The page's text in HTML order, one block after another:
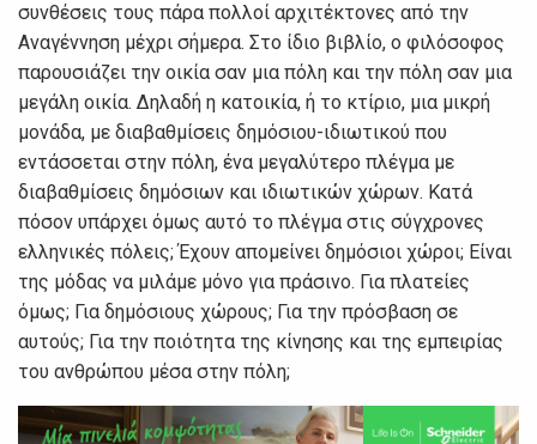
συνθέσεις τους πάρα πολλοί αρχιτέκτονες από την
Αναγέννηση μέχρι σήμερα. Στο ίδιο βιβλίο, ο φιλόσοφος
παρουσιάζει την οικία σαν μια πόλη και την πόλη σαν μια
μεγάλη οικία. Δηλαδή η κατοικία, ή το κτίριο, μια μικρή
μονάδα, με διαβαθμίσεις δημόσιου-ιδιωτικού που
εντάσσεται στην πόλη, ένα μεγαλύτερο πλέγμα με
διαβαθμίσεις δημόσιων και ιδιωτικών χώρων. Κατά
πόσον υπάρχει όμως αυτό το πλέγμα στις σύγχρονες
ελληνικές πόλεις; Έχουν απομείνει δημόσιοι χώροι; Είναι
της μόδας να μιλάμε μόνο για πράσινο. Για πλατείες
όμως; Για δημόσιους χώρους; Για την πρόσβαση σε
αυτούς; Για την ποιότητα της κίνησης και της εμπειρίας
του ανθρώπου μέσα στην πόλη;